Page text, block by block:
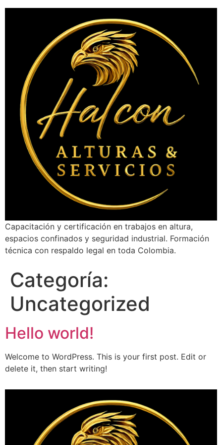
Capacitación y certificación en trabajos en altura,
espacios confinados y seguridad industrial. Formación
técnica con respaldo legal en toda Colombia.
Categoría:
Uncategorized
Hello world!
Welcome to WordPress. This is your first post. Edit or
delete it, then start writing!